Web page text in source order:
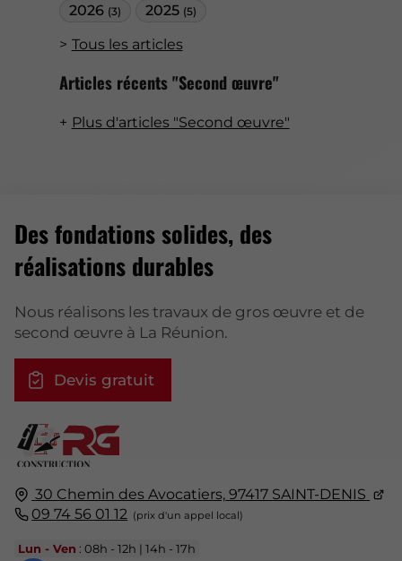
2026 (3) 2025 (5)
Tous les articles
Articles récents "Second œuvre"
Plus d'articles "Second œuvre"
30 Chemin des Avocatiers, 97417 SAINT-DENIS
09 74 56 01 12
Lun - Ven : 08h - 12h | 14h - 17h
Des fondations solides, des
réalisations durables
Nous réalisons les travaux de gros œuvre et de
second œuvre à La Réunion.
Devis gratuit